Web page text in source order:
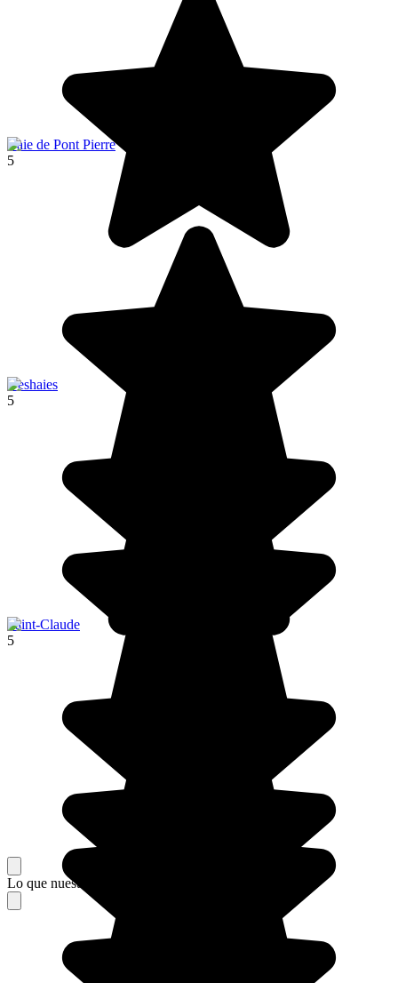
Baie de Pont Pierre
5
Deshaies
5
Saint-Claude
5
Lo que nuestros viajeros piensan de su estancia